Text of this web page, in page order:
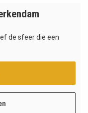
de sfeer die een